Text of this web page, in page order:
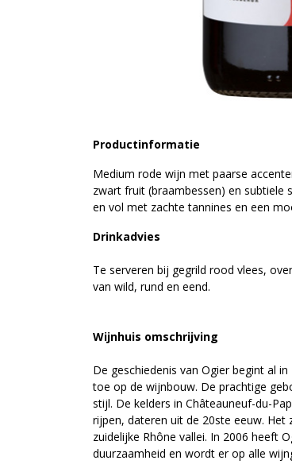
Productinformatie
Medium rode wijn met paarse
zwart fruit (braambessen) en subtiele
en vol met zachte tannines en een
Drinkadvies
Te serveren bij gegrild rood vlees,
van wild, rund en eend.
Wijnhuis omschrijving
De geschiedenis van Ogier begint al
toe op de wijnbouw. De prachtige
stijl. De kelders in Châteauneuf-du-
rijpen, dateren uit de 20ste eeuw.
zuidelijke Rhône vallei. In 2006 heeft
duurzaamheid en wordt er op alle